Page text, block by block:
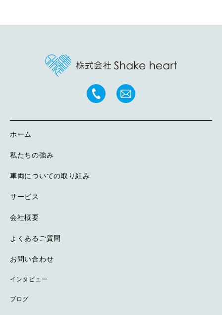
ホーム
私たちの強み
車両についての取り組み
サービス
会社概要
よくあるご質問
お問い合わせ
インタビュー
ブログ